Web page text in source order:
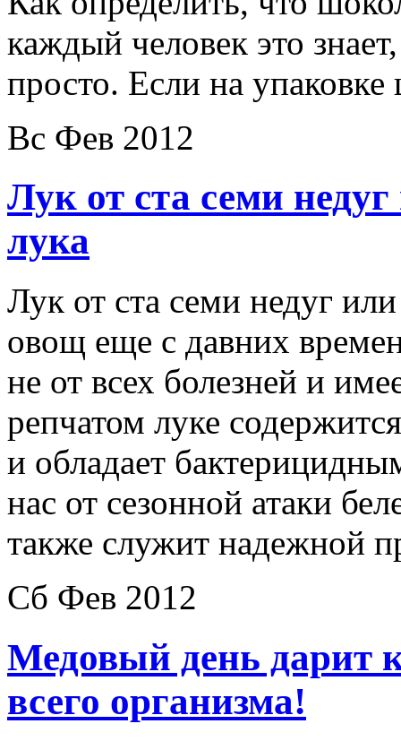
каждый человек это
просто. Если на упаковке
Вс Фев 2012
Лук от ста семи
лука
Лук от ста семи недуг
овощ еще с давних
не от всех болезней и
репчатом луке
и обладает
нас от сезонной атаки
также служит надежной
Сб Фев 2012
Медовый день дарит
всего организма!